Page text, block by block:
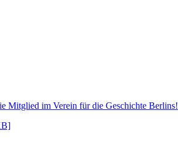
Mitglied im Verein für die Geschichte Berlins!